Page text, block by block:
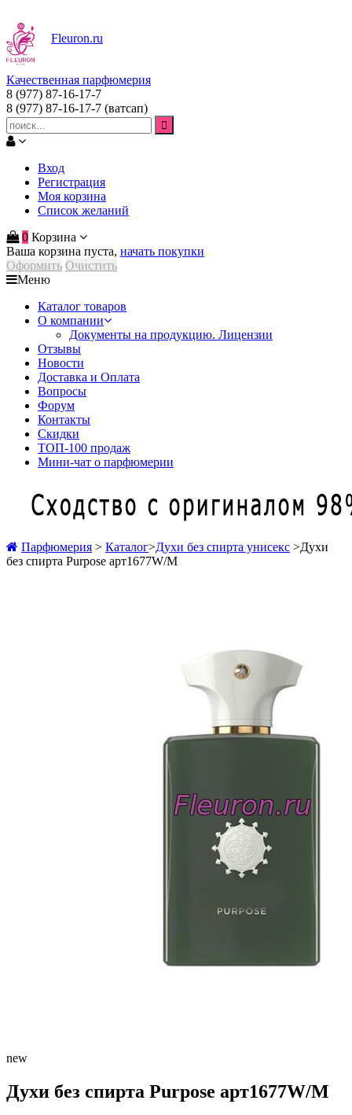
Fleuron.ru
Качественная парфюмерия
8 (977) 87-16-17-7
8 (977) 87-16-17-7 (ватсап)
Вход
Регистрация
Моя корзина
Список желаний
0 Корзина
Ваша корзина пуста, начать покупки
Оформить Очистить
Меню
Каталог товаров
О компании
Документы на продукцию. Лицензии
Отзывы
Новости
Доставка и Оплата
Вопросы
Форум
Контакты
Скидки
ТОП-100 продаж
Мини-чат о парфюмерии
Парфюмерия > Каталог>Духи без спирта унисекс >Духи
без спирта Purpose арт1677W/M
new
Духи без спирта Purpose арт1677W/M